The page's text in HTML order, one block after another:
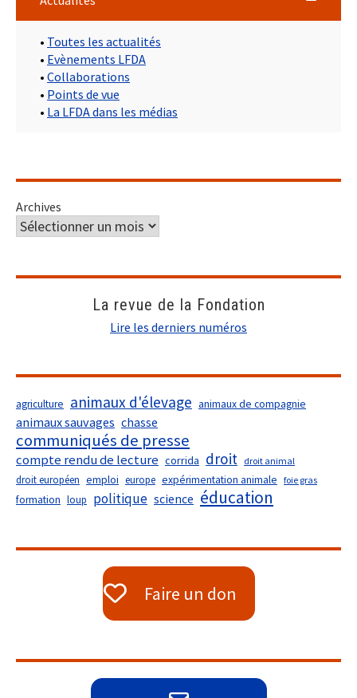
• Toutes les actualités
• Evènements LFDA
• Collaborations
• Points de vue
• La LFDA dans les médias
Archives
La revue de la Fondation
Lire les derniers numéros
agriculture animaux d'élevage animaux de compagnie
animaux sauvages chasse
communiqués de presse
compte rendu de lecture corrida droit droit animal
droit européen emploi europe expérimentation animale foie gras
formation loup politique science éducation
Faire un don